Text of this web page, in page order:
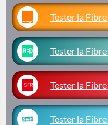
Tester la
Tester la
Tester la
Tester la